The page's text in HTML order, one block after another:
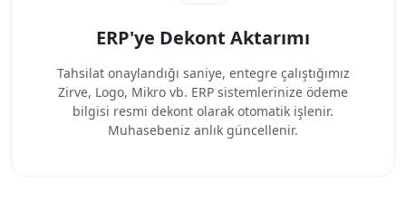
ERP'ye Dekont Aktarımı
Tahsilat onaylandığı saniye, entegre çalıştığımız
Zirve, Logo, Mikro vb. ERP sistemlerinize ödeme
bilgisi resmi dekont olarak otomatik işlenir.
Muhasebeniz anlık güncellenir.